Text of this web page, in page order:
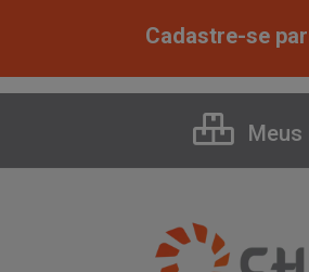
Cadastre-se
Meus